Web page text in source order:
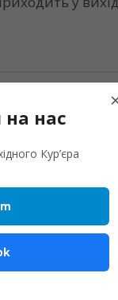
Володимиром
на нас
Кур’єра